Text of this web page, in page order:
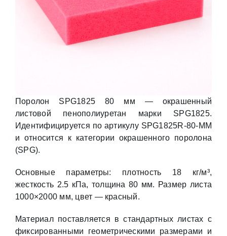
Поролон SPG1825 80 мм — окрашенный
листовой пенополиуретан марки SPG1825.
Идентифицируется по артикулу SPG1825R-80-MM
и относится к категории окрашенного поролона
(SPG).
Основные параметры: плотность 18 кг/м³,
жесткость 2.5 кПа, толщина 80 мм. Размер листа
1000×2000 мм, цвет — красный.
Материал поставляется в стандартных листах с
фиксированными геометрическими размерами и